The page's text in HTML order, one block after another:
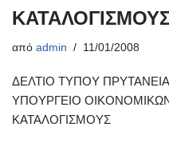
ΚΑΤΑΛΟΓΙΣΜΟΥΣ
από admin 11/01/2008
ΔΕΛΤΙΟ ΤΥΠΟΥ
ΥΠΟΥΡΓΕΙΟ
ΚΑΤΑΛΟΓΙΣΜΟΥΣ